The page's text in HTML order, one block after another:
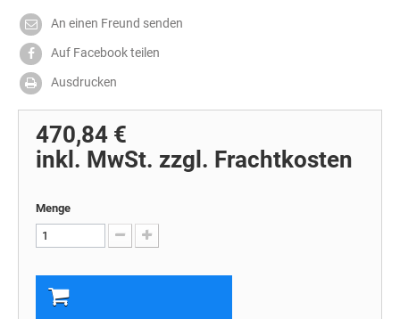
An einen Freund senden
Auf Facebook teilen
Ausdrucken
470,84 €
inkl. MwSt. zzgl. Frachtkosten
Menge